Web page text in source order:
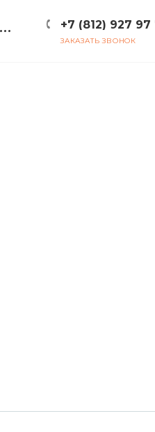
+7 (812) 927 97
ЗАКАЗАТЬ ЗВОНОК